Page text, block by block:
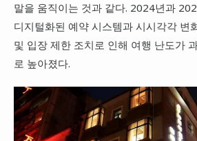
말을 움직이는 것과 같다. 2024년과
디지털화된 예약 시스템과 시시각각 변
및 입장 제한 조치로 인해 여행 난도가
로 높아졌다.